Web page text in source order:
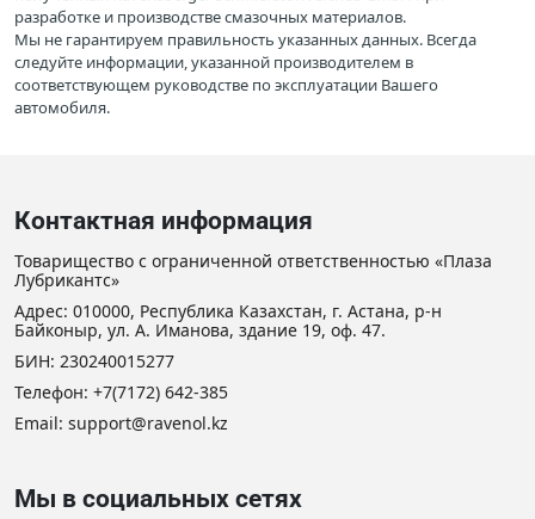
разработке и производстве смазочных материалов.
Мы не гарантируем правильность указанных данных. Всегда
следуйте информации, указанной производителем в
соответствующем руководстве по эксплуатации Вашего
автомобиля.
Контактная информация
Товарищество с ограниченной ответственностью «Плаза
Лубрикантс»
Адрес: 010000, Республика Казахстан, г. Астана, р-н
Байконыр, ул. А. Иманова, здание 19, оф. 47.
БИН: 230240015277
Телефон: +7(7172) 642-385
Email: support@ravenol.kz
Мы в социальных сетях